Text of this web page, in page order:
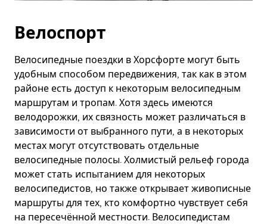
Велоспорт
Велосипедные поездки в Хорсфорте могут быть
удобным способом передвижения, так как в этом
районе есть доступ к некоторым велосипедным
маршрутам и тропам. Хотя здесь имеются
велодорожки, их связность может различаться в
зависимости от выбранного пути, а в некоторых
местах могут отсутствовать отдельные
велосипедные полосы. Холмистый рельеф города
может стать испытанием для некоторых
велосипедистов, но также открывает живописные
маршруты для тех, кто комфортно чувствует себя
на пересечённой местности. Велосипедистам